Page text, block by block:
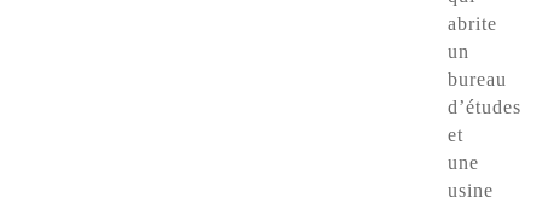
abrite
un
bureau
d’études
et
une
usine